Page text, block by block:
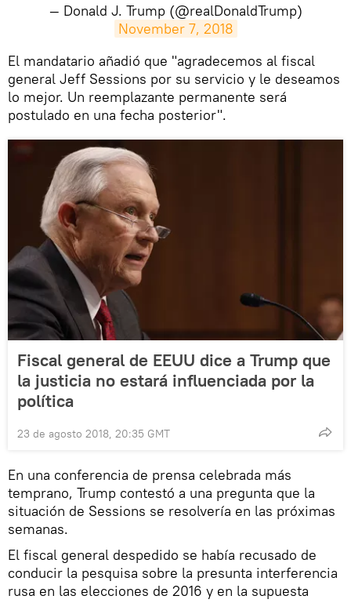
— Donald J. Trump (@realDonaldTrump)
November 7, 2018
El mandatario añadió que "agradecemos al fiscal
general Jeff Sessions por su servicio y le deseamos
lo mejor. Un reemplazante permanente será
postulado en una fecha posterior".
Fiscal general de EEUU dice a Trump que
la justicia no estará influenciada por la
política
23 de agosto 2018, 20:35 GMT
En una conferencia de prensa celebrada más
temprano, Trump contestó a una pregunta que la
situación de Sessions se resolvería en las próximas
semanas.
El fiscal general despedido se había recusado de
conducir la pesquisa sobre la presunta interferencia
rusa en las elecciones de 2016 y en la supuesta